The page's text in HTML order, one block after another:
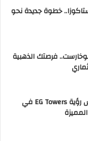
خطوة جديدة نحو
فرصتك الذهبية
Princess.. شراكة تعكس رؤية EG Towers في